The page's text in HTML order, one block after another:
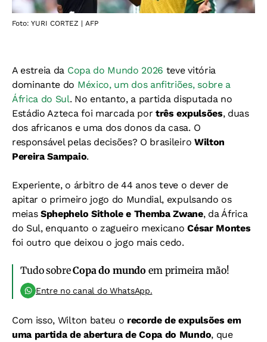
Foto: YURI CORTEZ | AFP
A estreia da Copa do Mundo 2026 teve vitória
dominante do México, um dos anfitriões, sobre a
África do Sul. No entanto, a partida disputada no
Estádio Azteca foi marcada portrês expulsões, duas
dos africanos e uma dos donos da casa. O
responsável pelas decisões? O brasileiro Wilton
Pereira Sampaio.
Experiente, o árbitro de 44 anos teve o dever de
apitar o primeiro jogo do Mundial, expulsando os
meiasSphephelo Sithole e Themba Zwane, da África
do Sul, enquanto o zagueiro mexicanoCésar Montes
foi outro que deixou o jogo mais cedo.
Tudo sobreCopa do mundo em primeira mão!
Entre no canal do WhatsApp.
Com isso, Wilton bateu o recorde de expulsões em
uma partida de abertura de Copa do Mundo, que